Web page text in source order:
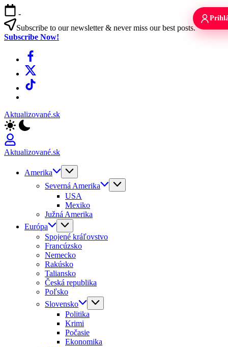
Skip
to
content
-
Subscribe to our newsletter & never miss our best posts.
Subscribe Now!
Facebook
X
TikTok
Aktualizované.sk
Aktualizované.sk
Amerika
Severná Amerika
USA
Mexiko
Južná Amerika
Európa
Spojené kráľovstvo
Francúzsko
Nemecko
Rakúsko
Taliansko
Česká republika
Poľsko
Slovensko
Politika
Krimi
Počasie
Ekonomika